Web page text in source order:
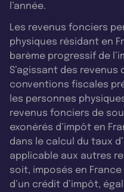
l’année.
Les revenus fonciers
physiques résidant en
barème progressif de
S’agissant des
conventions fiscales
les personnes
revenus fonciers de
exonérés d’impôt en
dans le calcul du taux
applicable aux autres
soit, imposés en
d’un crédit d’impôt,